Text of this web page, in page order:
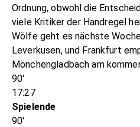
Ordnung, obwohl die
viele Kritiker der Handregel
Wölfe geht es nächste
Leverkusen, und Frankfurt
Mönchengladbach am
90'
17:27
Spielende
90'